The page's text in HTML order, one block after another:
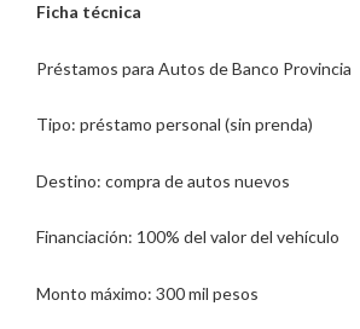
Ficha técnica
Préstamos para Autos de Banco Provincia
Tipo: préstamo personal (sin prenda)
Destino: compra de autos nuevos
Financiación: 100% del valor del vehículo
Monto máximo: 300 mil pesos